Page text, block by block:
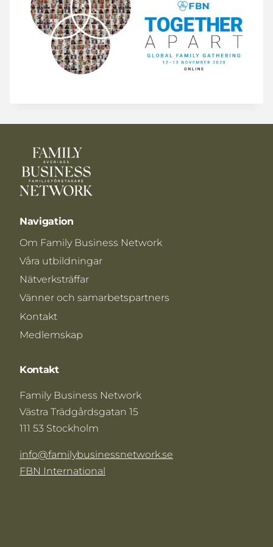
Navigation
Om Family Business Network
Våra utbildningar
Nätverksträffar
Vänner och samarbetspartners
Kontakt
Medlemskap
Kontakt
Family Business Network
Västra Trädgårdsgatan 15
111 53 Stockholm
info@familybusinessnetwork.se
FBN International